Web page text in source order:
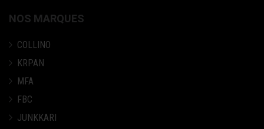
NOS MARQUES
COLLINO
KRPAN
MFA
FBC
JUNKKARI